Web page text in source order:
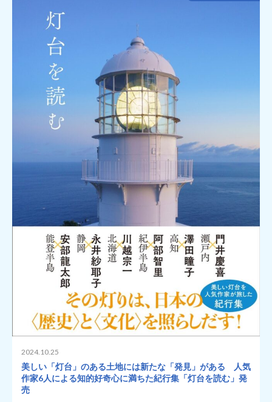
2024.10.25
美しい「灯台」のある土地には新たな「発見」がある 人気
作家6人による知的好奇心に満ちた紀行集「灯台を読む」発
売